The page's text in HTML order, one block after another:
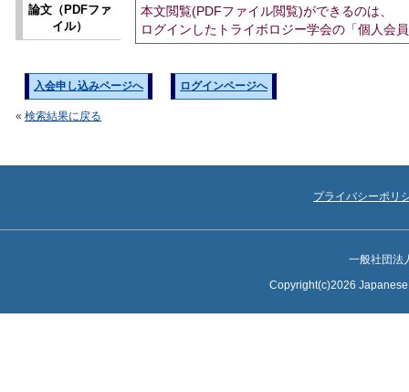
論文（PDFファ
イル）
本文閲覧(PDFファイル閲覧)ができるのは、
ログインしたトライボロジー学会の「個人会
入会申し込みページへ ログインページへ
« 検索結果に戻る
プライバシーポリ
一般社団法
Copyright(c)2026